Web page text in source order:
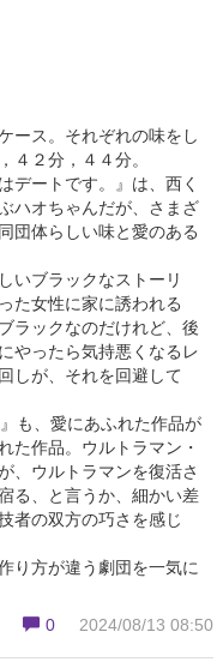
ース。それぞれの味をし
４２分，４４分。
デートです。』は、西く
ハオちゃんだが、さまざ
団体らしい味と愛のある
いブラックなストーリ
た女性に家に誘われる
ラックなのだけれど、後
やったら気持悪くなるレ
しが、それを回避して
も、愛にあふれた作品が
た作品。ウルトラマン・
、ウルトラマンを復活さ
る、と言うか、細かい差
者の双方の巧さを感じ
り方が違う劇団を一気に
0
2024/08/13 08:50